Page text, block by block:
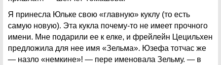
Я принесла Юльке свою «главную» куклу (то есть
самую новую). Эта кукла почему-то не имеет прочного
имени. Мне подарили ее к елке, и фрейлейн Цецильхен
предложила для нее имя «Зельма». Юзефа тотчас же
— назло «немкине»! — пере именовала Зельму. — в